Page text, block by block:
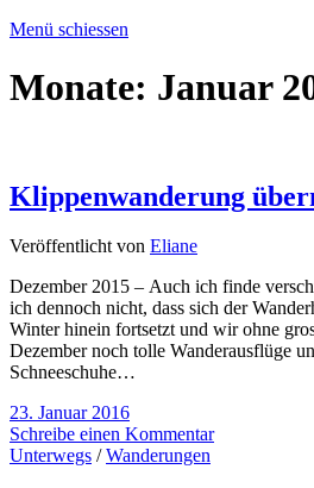
Menü schiessen
Monate: Januar
Klippenwanderung
Veröffentlicht von Eliane
Dezember 2015 – Auch ich finde
ich dennoch nicht, dass sich der
Winter hinein fortsetzt und wir ohne
Dezember noch tolle Wanderausflüge
Schneeschuhe…
23. Januar 2016
Schreibe einen Kommentar
Unterwegs /Wanderungen